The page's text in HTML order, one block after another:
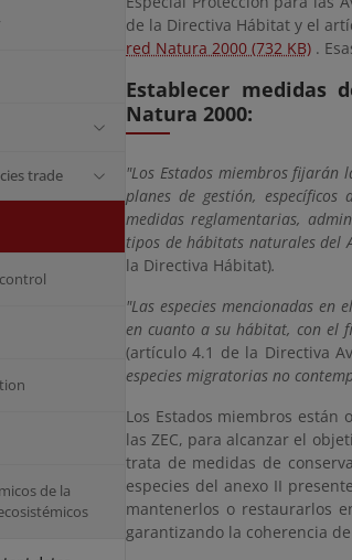
trade
de la
de la Directiva Hábitat y el
red Natura 2000 (732 KB) .
Establecer medidas
Natura 2000:
"Los Estados miembros fijarán
planes de gestión,
medidas reglamentarias,
tipos de hábitats naturales del
la Directiva Hábitat).
"Las especies mencionadas en
en cuanto a su hábitat, con el
(artículo 4.1 de la Directiva
especies migratorias no
Los Estados miembros
las ZEC, para alcanzar el
trata de medidas de
especies del anexo II
mantenerlos o restaurarlos
garantizando la coherencia